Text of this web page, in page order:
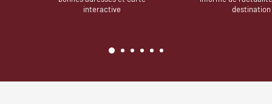
interactive
destination